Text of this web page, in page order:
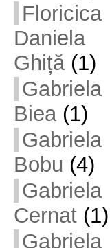
Floricica
Daniela
Ghiță(1)
Gabriela
Biea(1)
Gabriela
Bobu (4)
Gabriela
Cernat(1)
Gabriela